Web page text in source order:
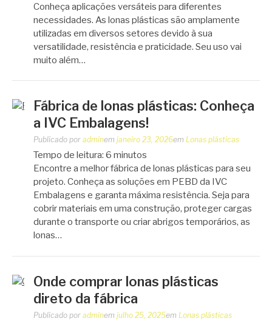
Conheça aplicações versáteis para diferentes
necessidades. As lonas plásticas são amplamente
utilizadas em diversos setores devido à sua
versatilidade, resistência e praticidade. Seu uso vai
muito além…
Fábrica de lonas plásticas: Conheça
a IVC Embalagens!
Publicado por adminem janeiro 23, 2026em Lonas plásticas
Tempo de leitura: 6 minutos
Encontre a melhor fábrica de lonas plásticas para seu
projeto. Conheça as soluções em PEBD da IVC
Embalagens e garanta máxima resistência. Seja para
cobrir materiais em uma construção, proteger cargas
durante o transporte ou criar abrigos temporários, as
lonas…
Onde comprar lonas plásticas
direto da fábrica
Publicado por adminem julho 25, 2025em Lonas plásticas